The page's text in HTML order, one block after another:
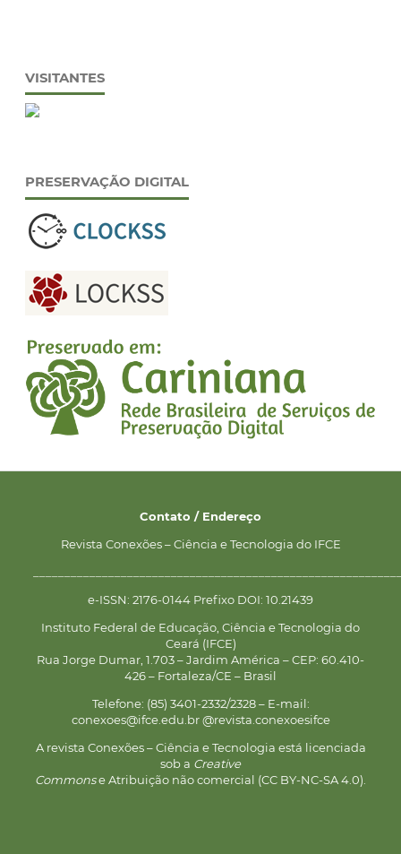
VISITANTES
PRESERVAÇÃO DIGITAL
Contato / Endereço
Revista Conexões – Ciência e Tecnologia do IFCE
e-ISSN: 2176-0144 Prefixo DOI: 10.21439
Instituto Federal de Educação, Ciência e Tecnologia do
Ceará (IFCE)
Rua Jorge Dumar, 1.703 – Jardim América – CEP: 60.410-
426 – Fortaleza/CE – Brasil
Telefone: (85) 3401-2332/2328 – E-mail:
conexoes@ifce.edu.br @revista.conexoesifce
A revista Conexões – Ciência e Tecnologia está licenciada
sob a Creative
Commonse Atribuição não comercial (CC BY-NC-SA 4.0).